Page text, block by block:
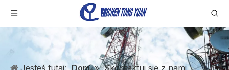
Jesteś tutaj: Dom » Skontaktuj się z nami